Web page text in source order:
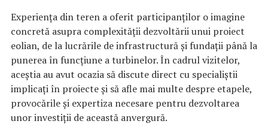
Experiența din teren a oferit participanților o imagine
concretă asupra complexității dezvoltării unui proiect
eolian, de la lucrările de infrastructură și fundații până la
punerea în funcțiune a turbinelor. În cadrul vizitelor,
aceștia au avut ocazia să discute direct cu specialiștii
implicați în proiecte și să afle mai multe despre etapele,
provocările și expertiza necesare pentru dezvoltarea
unor investiții de această anvergură.